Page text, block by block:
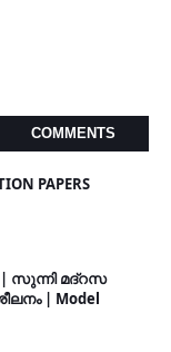
COMMENTS
PAPERS
| സുന്നി മദ്റസ
| Model